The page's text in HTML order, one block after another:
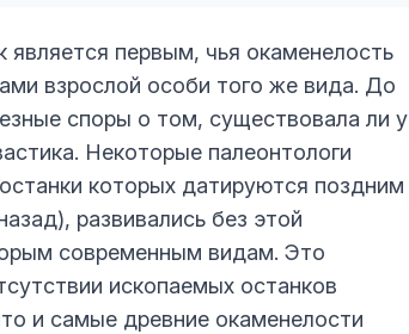
является первым, чья окаменелость
взрослой особи того же вида. До
споры о том, существовала ли у
Некоторые палеонтологи
которых датируются поздним
развивались без этой
современным видам. Это
ископаемых останков
и самые древние окаменелости